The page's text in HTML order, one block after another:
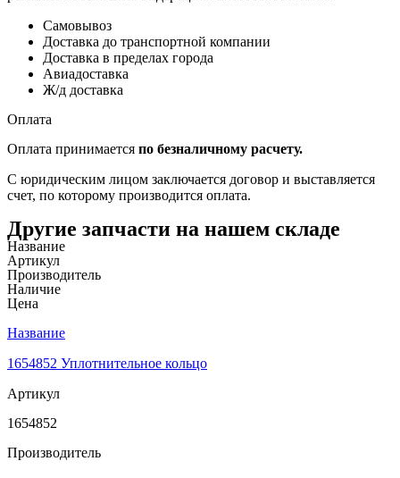
Самовывоз
Доставка до транспортной компании
Доставка в пределах города
Авиадоставка
Ж/д доставка
Оплата
Оплата принимается по безналичному расчету.
С юридическим лицом заключается договор и выставляется
счет, по которому производится оплата.
Другие запчасти на нашем складе
Название
Артикул
Производитель
Наличие
Цена
Название
1654852 Уплотнительное кольцо
Артикул
1654852
Производитель